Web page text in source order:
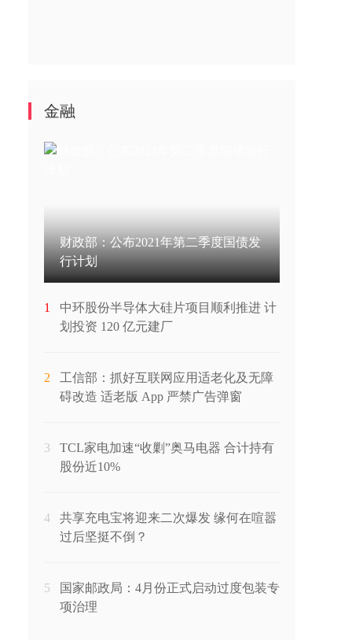
金融
财政部：公布2021年第二季度国债发
行计划
1
中环股份半导体大硅片项目顺利推进 计
划投资 120 亿元建厂
2
工信部：抓好互联网应用适老化及无障
碍改造 适老版 App 严禁广告弹窗
3
TCL家电加速“收剿”奥马电器 合计持有
股份近10%
4
共享充电宝将迎来二次爆发 缘何在喧嚣
过后坚挺不倒？
5
国家邮政局：4月份正式启动过度包装专
项治理